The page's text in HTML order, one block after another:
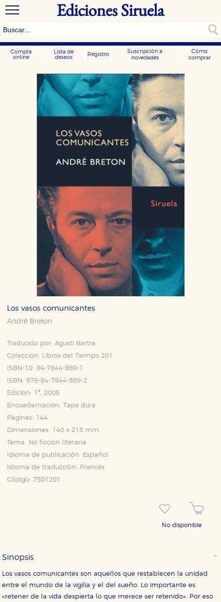
Ediciones Siruela
Compra
online
Lista de
deseos
Registro
Suscripción a
novedades
Cómo
comprar
Los vasos comunicantes
André Breton
Traducido por: Agustí Bartra
Colección:
Libros del Tiempo 201
ISBN-10: 84-7844-869-1
ISBN: 978-84-7844-869-2
Edición: 1ª, 2005
Encuadernación: Tapa dura
Páginas: 144
Dimensiones: 140 x 215 mm
Tema:
No ficción literaria
Idioma de publicación:
Español
Idioma de traducción:
Francés
Código: 7501201
No disponible
Sinopsis
Los vasos comunicantes son aquellos que restablecen la unidad
entre el mundo de la vigilia y el del sueño. Lo importante es
«retener de la vida despierta lo que merece ser retenido». Por eso